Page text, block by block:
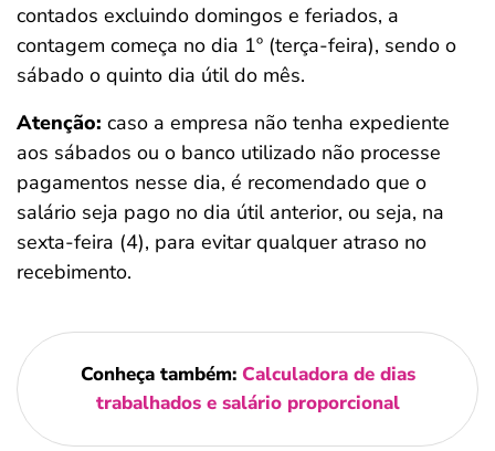
contados excluindo domingos e feriados, a
contagem começa no dia 1º (terça-feira), sendo o
sábado o quinto dia útil do mês.
Atenção: caso a empresa não tenha expediente
aos sábados ou o banco utilizado não processe
pagamentos nesse dia, é recomendado que o
salário seja pago no dia útil anterior, ou seja, na
sexta-feira (4), para evitar qualquer atraso no
recebimento.
Conheça também: Calculadora de dias
trabalhados e salário proporcional